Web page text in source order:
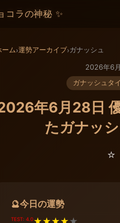
コラの神秘 ✨
ーム›運勢アーカイブ›ガナッシュ
2026年6
ガナッシュタ
年6月28日
たガナッ
⭐️
🔮今日の運勢
TEST: 4.0